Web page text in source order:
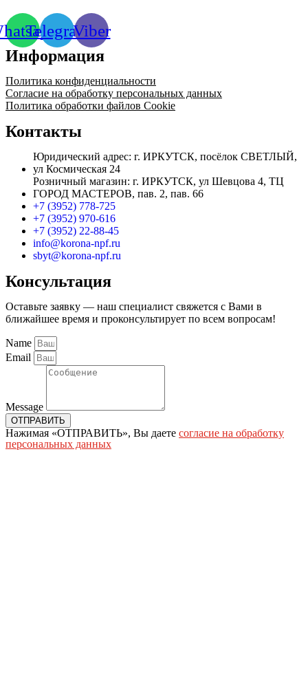
TelegramViber
Информация
Политика конфиденциальности
Согласие на обработку персональных данных
Политика обработки файлов Cookie
Контакты
Юридический адрес: г. ИРКУТСК, посёлок СВЕТЛЫЙ,
ул Космическая 24
Розничный магазин: г. ИРКУТСК, ул Шевцова 4, ТЦ
ГОРОД МАСТЕРОВ, пав. 2, пав. 66
+7 (3952) 778-725
+7 (3952) 970-616
+7 (3952) 22-88-45
info@korona-npf.ru
sbyt@korona-npf.ru
Консультация
Оставьте заявку — наш специалист свяжется с Вами в
ближайшее время и проконсультирует по всем вопросам!
Name
Email
Message
ОТПРАВИТЬ
Нажимая «ОТПРАВИТЬ», Вы даете согласие на обработку
персональных данных